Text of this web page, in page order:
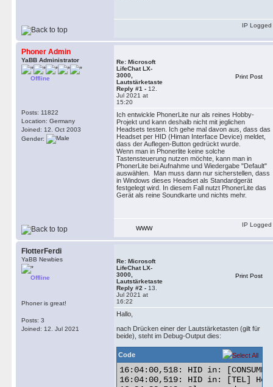
IP Logged
Phoner Admin
YaBB Administrator
Offline
Posts: 11822
Location: Germany
Joined: 12. Oct 2003
Gender:
Re: Microsoft
LifeChat LX-
3000,
Lautstärketaste
Reply #1 - 12.
Jul 2021 at
15:20
Print Post
Ich entwickle PhonerLite nur als reines Hobby-
Projekt und kann deshalb nicht mit jeglichen
Headsets testen. Ich gehe mal davon aus, dass das
Headset per HID (Himan Interface Device) meldet,
dass der Auflegen-Button gedrückt wurde.
Wenn man in Phonerlite keine solche
Tastensteuerung nutzen möchte, kann man in
PhonerLite bei Aufnahme und Wiedergabe "Default"
auswählen. Man muss dann nur sicherstellen, dass
in Windows dieses Headset als Standardgerät
festgelegt wird. In diesem Fall nutzt PhonerLite das
Gerät als reine Soundkarte und nichts mehr.
WWW
IP Logged
FlotterFerdi
YaBB Newbies
Offline
Phoner is great!
Posts: 3
Joined: 12. Jul 2021
Re: Microsoft
LifeChat LX-
3000,
Lautstärketaste
Reply #2 - 13.
Jul 2021 at
16:22
Print Post
Hallo,
nach Drücken einer der Lautstärketasten (gilt für
beide), steht im Debug-Output dies:
Code
16:04:00,518: HID in:
16:04:00,519: HID in: [TEL]